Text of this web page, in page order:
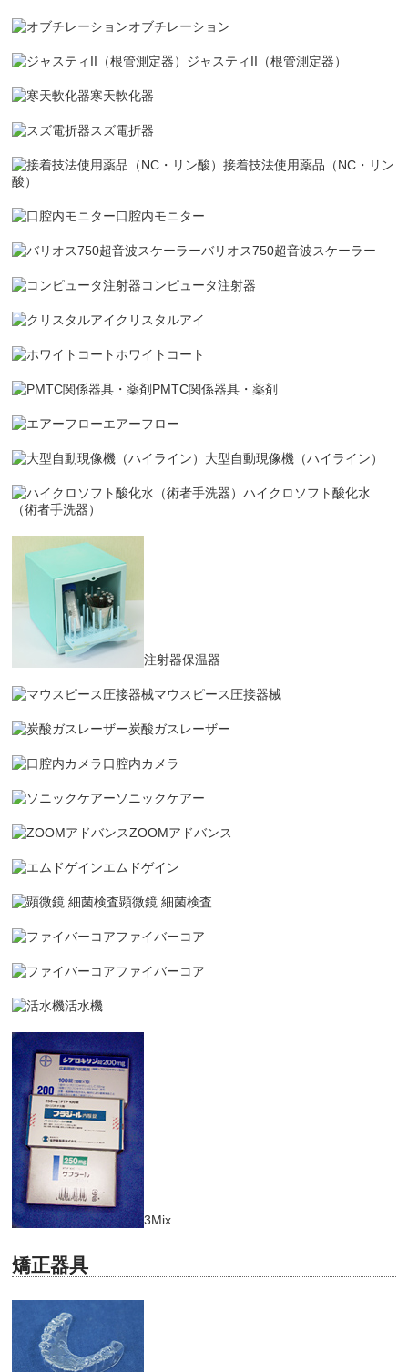
オブチレーション
ジャスティII（根管測定器）
寒天軟化器
スズ電折器
接着技法使用薬品（NC・リン
酸）
口腔内モニター
バリオス750超音波スケーラー
コンピュータ注射器
クリスタルアイ
ホワイトコート
PMTC関係器具・薬剤
エアーフロー
大型自動現像機（ハイライン）
ハイクロソフト酸化水
（術者手洗器）
注射器保温器
マウスピース圧接器械
炭酸ガスレーザー
口腔内カメラ
ソニックケアー
ZOOMアドバンス
エムドゲイン
顕微鏡 細菌検査
ファイバーコア
ファイバーコア
活水機
3Mix
矯正器具